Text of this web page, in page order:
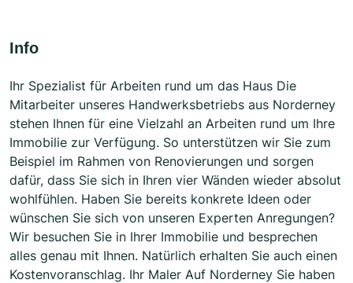
Info
Ihr Spezialist für Arbeiten rund um das Haus Die
Mitarbeiter unseres Handwerksbetriebs aus Norderney
stehen Ihnen für eine Vielzahl an Arbeiten rund um Ihre
Immobilie zur Verfügung. So unterstützen wir Sie zum
Beispiel im Rahmen von Renovierungen und sorgen
dafür, dass Sie sich in Ihren vier Wänden wieder absolut
wohlfühlen. Haben Sie bereits konkrete Ideen oder
wünschen Sie sich von unseren Experten Anregungen?
Wir besuchen Sie in Ihrer Immobilie und besprechen
alles genau mit Ihnen. Natürlich erhalten Sie auch einen
Kostenvoranschlag. Ihr Maler Auf Norderney Sie haben